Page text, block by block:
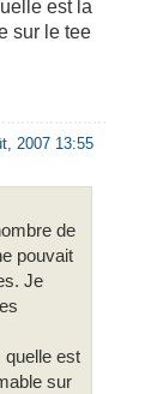
est la
sur le tee
2007 13:55
de
pouvait
Je
quelle est
sur